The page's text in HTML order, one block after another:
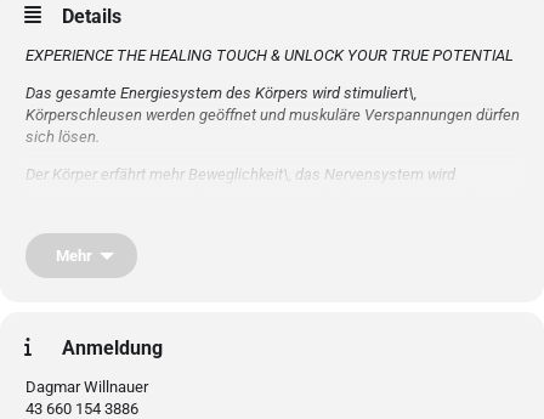
Details
EXPERIENCE THE HEALING TOUCH & UNLOCK YOUR TRUE POTENTIAL
Das gesamte Energiesystem des Körpers wird stimuliert\,
Körperschleusen werden geöffnet und muskuläre Verspannungen dürfen
sich lösen.
Der Körper erfährt mehr Beweglichkeit\, das Nervensystem wird
Wir erkunden den Einsatz von verschiedenen zugehörigen
Marmapunkten\, deren tiefgreifende Wirkung\, sowie deren effektvollen
Einsatz mit den Sequenzen des Thai Yogas.
Mehr
Anmeldung
Dagmar Willnauer
43 660 154 3886